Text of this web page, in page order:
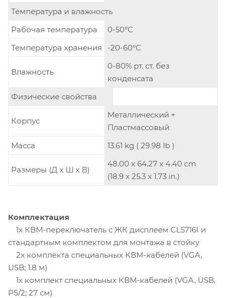
Температура и влажность
Рабочая температура
0-50°C
Температура хранения
-20-60°C
Влажность
0-80% рт. ст. без
конденсата
Физические свойства
Корпус
Металлический +
Пластмассовый
Масса
13.61 kg ( 29.98 lb )
Размеры (Д х Ш х В)
48.00 x 64.27 x 4.40 cm
(18.9 x 25.3 x 1.73 in.)
Комплектация
1x КВМ-переключатель с ЖК дисплеем CL5716I и
стандартным комплектом для монтажа в стойку
2x комплекта специальных КВМ-кабелей (VGA,
USB; 1.8 м)
1x комплект специальных КВМ-кабелей (VGA, USB,
PS/2; 27 см)